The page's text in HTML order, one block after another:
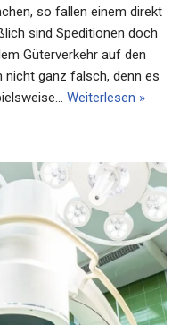
so fallen einem direkt
sind Speditionen doch
Güterverkehr auf den
nicht ganz falsch, denn es
Weiterlesen »